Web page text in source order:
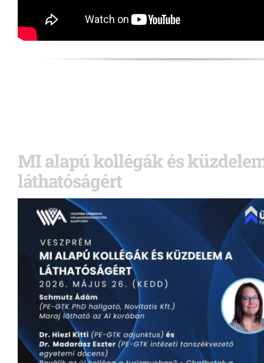
MI alapú kollégák és
láthatóságért